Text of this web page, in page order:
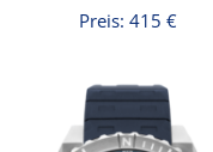
Preis: 415 €